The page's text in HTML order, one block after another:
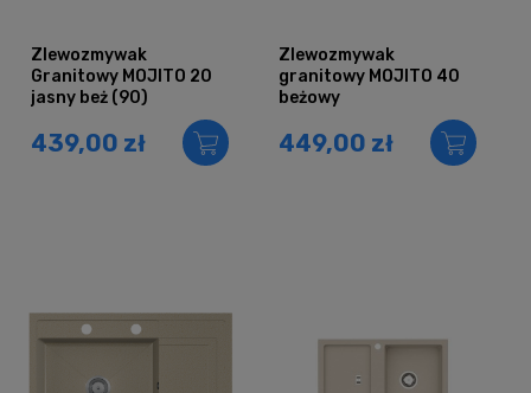
Zlewozmywak
Granitowy MOJITO 20
jasny beż (90)
439,00 zł
Zlewozmywak
granitowy MOJITO 40
beżowy
449,00 zł